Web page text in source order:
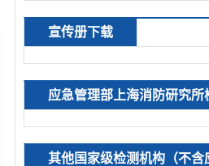
宣传册下载
应急管理部上海消防研究所
其他国家级检测机构（不